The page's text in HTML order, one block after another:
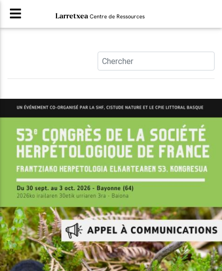
Larretxea Centre de Ressources